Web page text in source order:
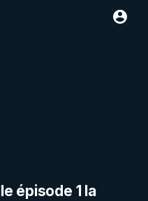
épisode 1 la